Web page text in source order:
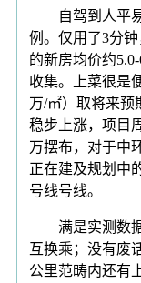
自驾到人平易
例。仅用了3分
的新房均价约
收集。上菜很是
万/㎡）取将来预
稳步上涨，项目
万摆布，对于中
正在建及规划中
号线号线。
满是实测数据
互换乘；没有废
公里范畴内还有